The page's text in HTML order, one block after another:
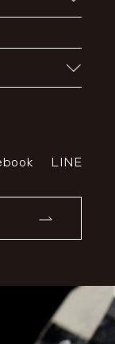
LINE